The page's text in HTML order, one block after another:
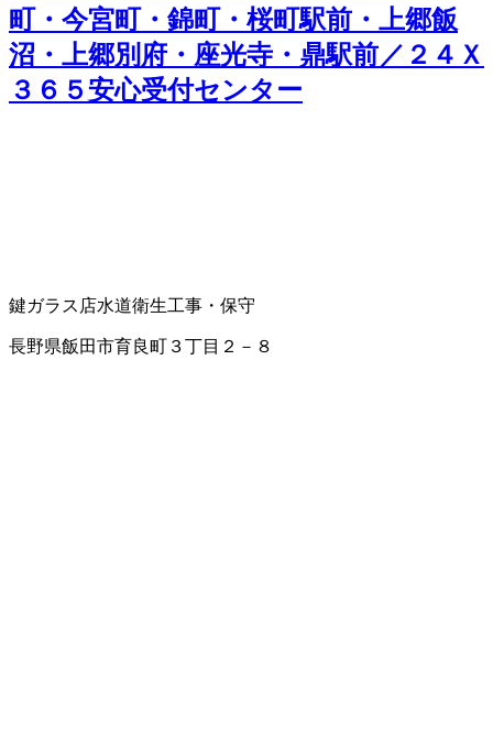
町・今宮町・錦町・桜町駅前・上郷飯
沼・上郷別府・座光寺・鼎駅前／２４Ｘ
３６５安心受付センター
鍵ガラス店水道衛生工事・保守
長野県飯田市育良町３丁目２－８